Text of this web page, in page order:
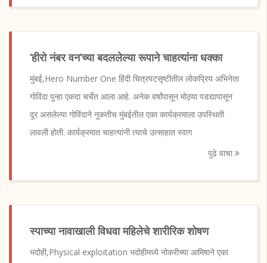
‘हीरो नंबर वन’च्या बदललेल्या रूपाने चाहत्यांना धक्का
मुंबई,Hero Number One हिंदी चित्रपटसृष्टीतील लोकप्रिय अभिनेता
गोविंदा पुन्हा एकदा चर्चेत आला आहे. अनेक वर्षांपासून मोठ्या पडद्यापासून
दूर असलेल्या गोविंदाने नुकतीच मुंबईतील एका कार्यक्रमाला उपस्थिती
लावली होती. कार्यक्रमात चाहत्यांनी त्याचे उत्साहात स्वाग
पुढे वाचा
स्पाच्या नावाखाली विधवा महिलेचे शारीरिक शोषण
भदोही,Physical exploitation भदोहीमध्ये नोकरीच्या आमिषाने एका